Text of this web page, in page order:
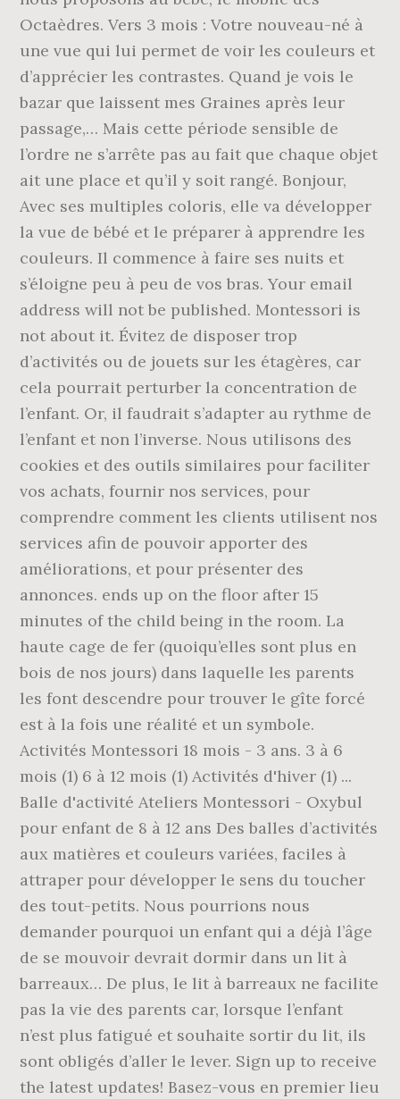
Octaèdres. Vers 3 mois : Votre nouveau-né à
une vue qui lui permet de voir les couleurs et
d’apprécier les contrastes. Quand je vois le
bazar que laissent mes Graines après leur
passage,… Mais cette période sensible de
l’ordre ne s’arrête pas au fait que chaque objet
ait une place et qu’il y soit rangé. Bonjour,
Avec ses multiples coloris, elle va développer
la vue de bébé et le préparer à apprendre les
couleurs. Il commence à faire ses nuits et
s’éloigne peu à peu de vos bras. Your email
address will not be published. Montessori is
not about it. Évitez de disposer trop
d’activités ou de jouets sur les étagères, car
cela pourrait perturber la concentration de
l’enfant. Or, il faudrait s’adapter au rythme de
l’enfant et non l’inverse. Nous utilisons des
cookies et des outils similaires pour faciliter
vos achats, fournir nos services, pour
comprendre comment les clients utilisent nos
services afin de pouvoir apporter des
améliorations, et pour présenter des
annonces. ends up on the floor after 15
minutes of the child being in the room. La
haute cage de fer (quoiqu’elles sont plus en
bois de nos jours) dans laquelle les parents
les font descendre pour trouver le gîte forcé
est à la fois une réalité et un symbole.
Activités Montessori 18 mois - 3 ans. 3 à 6
mois (1) 6 à 12 mois (1) Activités d'hiver (1) ...
Balle d'activité Ateliers Montessori - Oxybul
pour enfant de 8 à 12 ans Des balles d’activités
aux matières et couleurs variées, faciles à
attraper pour développer le sens du toucher
des tout-petits. Nous pourrions nous
demander pourquoi un enfant qui a déjà l’âge
de se mouvoir devrait dormir dans un lit à
barreaux… De plus, le lit à barreaux ne facilite
pas la vie des parents car, lorsque l’enfant
n’est plus fatigué et souhaite sortir du lit, ils
sont obligés d’aller le lever. Sign up to receive
the latest updates! Basez-vous en premier lieu